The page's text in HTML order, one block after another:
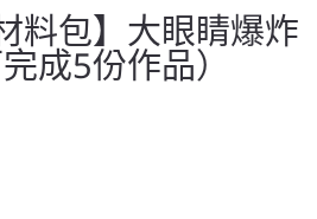
料包】大眼睛爆炸
成5份作品）